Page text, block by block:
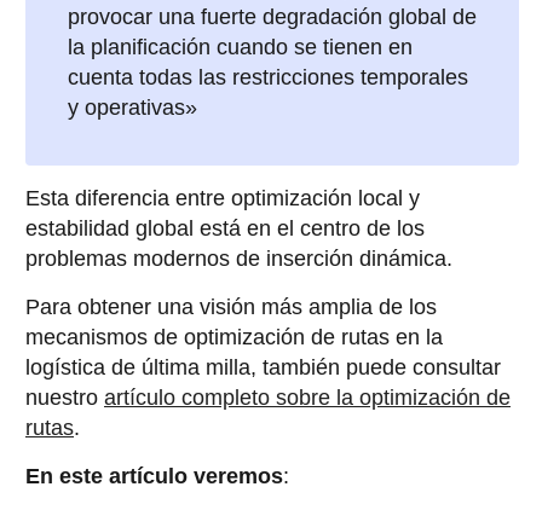
provocar una fuerte degradación global de
la planificación cuando se tienen en
cuenta todas las restricciones temporales
y operativas»
Esta diferencia entre optimización local y
estabilidad global está en el centro de los
problemas modernos de inserción dinámica.
Para obtener una visión más amplia de los
mecanismos de optimización de rutas en la
logística de última milla, también puede consultar
nuestro artículo completo sobre la optimización de
rutas.
En este artículo veremos: